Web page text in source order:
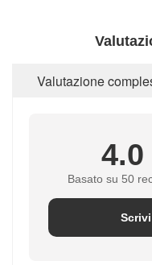
Valutazione
4.0
Basato su 50